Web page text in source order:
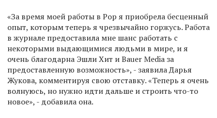
«За время моей работы в Pop я приобрела бесценный
опыт, которым теперь я чрезвычайно горжусь. Работа
в журнале предоставила мне шанс работать с
некоторыми выдающимися людьми в мире, и я
очень благодарна Эшли Хит и Bauer Media за
предоставленную возможность», - заявила Дарья
Жукова, комментируя свою отставку. «Теперь я очень
волнуюсь, но нужно идти дальше и строить что-то
новое», - добавила она.